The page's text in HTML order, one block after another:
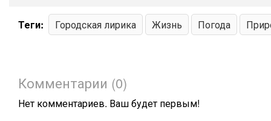
Теги: Городская лирика Жизнь Погода
Комментарии (0)
Нет комментариев. Ваш будет первым!